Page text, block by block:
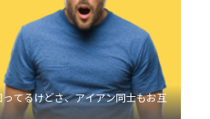
てるけどさ、アイアン同士もお互